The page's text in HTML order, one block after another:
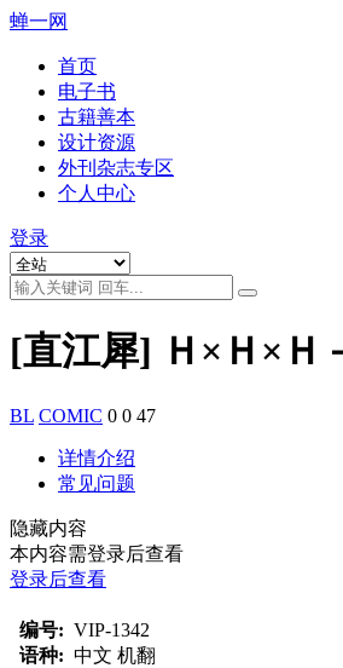
蝉一网
首页
电子书
古籍善本
设计资源
外刊杂志专区
个人中心
登录
[直江犀] Ｈ×Ｈ×Ｈ
BL COMIC 0 0 47
详情介绍
常见问题
隐藏内容
本内容需登录后查看
登录后查看
编号: VIP-1342
语种: 中文 机翻